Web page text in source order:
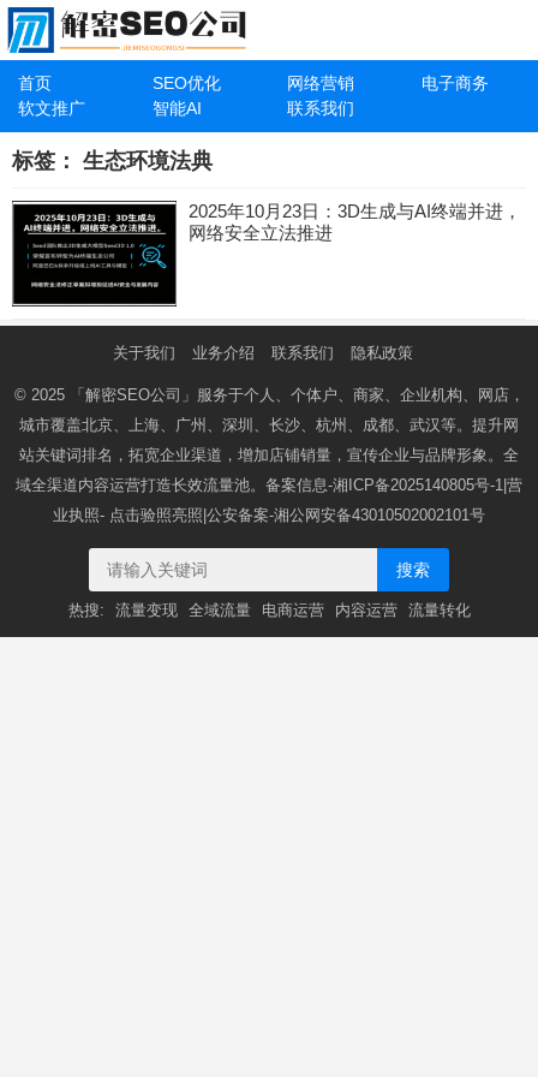
首页 SEO优化 网络营销
电子商务
软文推广
智能AI 联系我们
标签： 生态环境法典
2025年10月23日：3D生成与AI终端并进，
网络安全立法推进
关于我们 业务介绍 联系我们 隐私政策
© 2025 「解密SEO公司」 服务于个人、个体户、商家、企业机构、网店，
城市覆盖北京、上海、广州、深圳、长沙、杭州、成都、武汉等。提升网
站关键词排名，拓宽企业渠道，增加店铺销量，宣传企业与品牌形象。全
域全渠道内容运营打造长效流量池。备案信息-湘ICP备2025140805号-1 |营
业执照- 点击验照亮照 |公安备案-湘公网安备43010502002101号
搜索
热搜: 流量变现 全域流量 电商运营 内容运营 流量转化